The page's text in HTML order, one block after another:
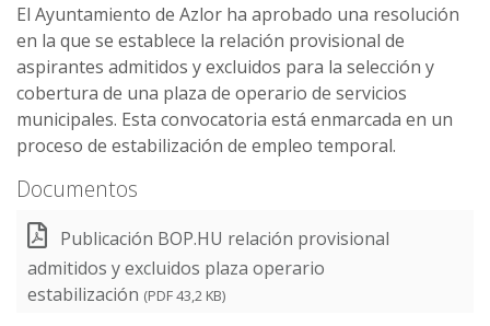
El Ayuntamiento de Azlor ha aprobado una resolución
en la que se establece la relación provisional de
aspirantes admitidos y excluidos para la selección y
cobertura de una plaza de operario de servicios
municipales. Esta convocatoria está enmarcada en un
proceso de estabilización de empleo temporal.
Documentos
Publicación BOP.HU relación provisional
admitidos y excluidos plaza operario
estabilización (PDF 43,2 KB)